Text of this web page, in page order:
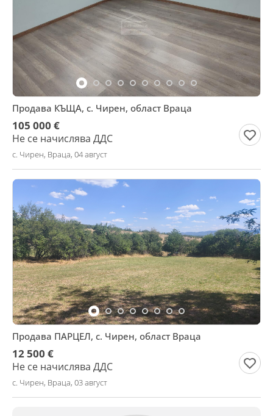
Продава КЪЩА, с. Чирен, област Враца
105 000 €
Не се начислява ДДС
с. Чирен, Враца, 04 август
Продава ПАРЦЕЛ, с. Чирен, област Враца
12 500 €
Не се начислява ДДС
с. Чирен, Враца, 03 август